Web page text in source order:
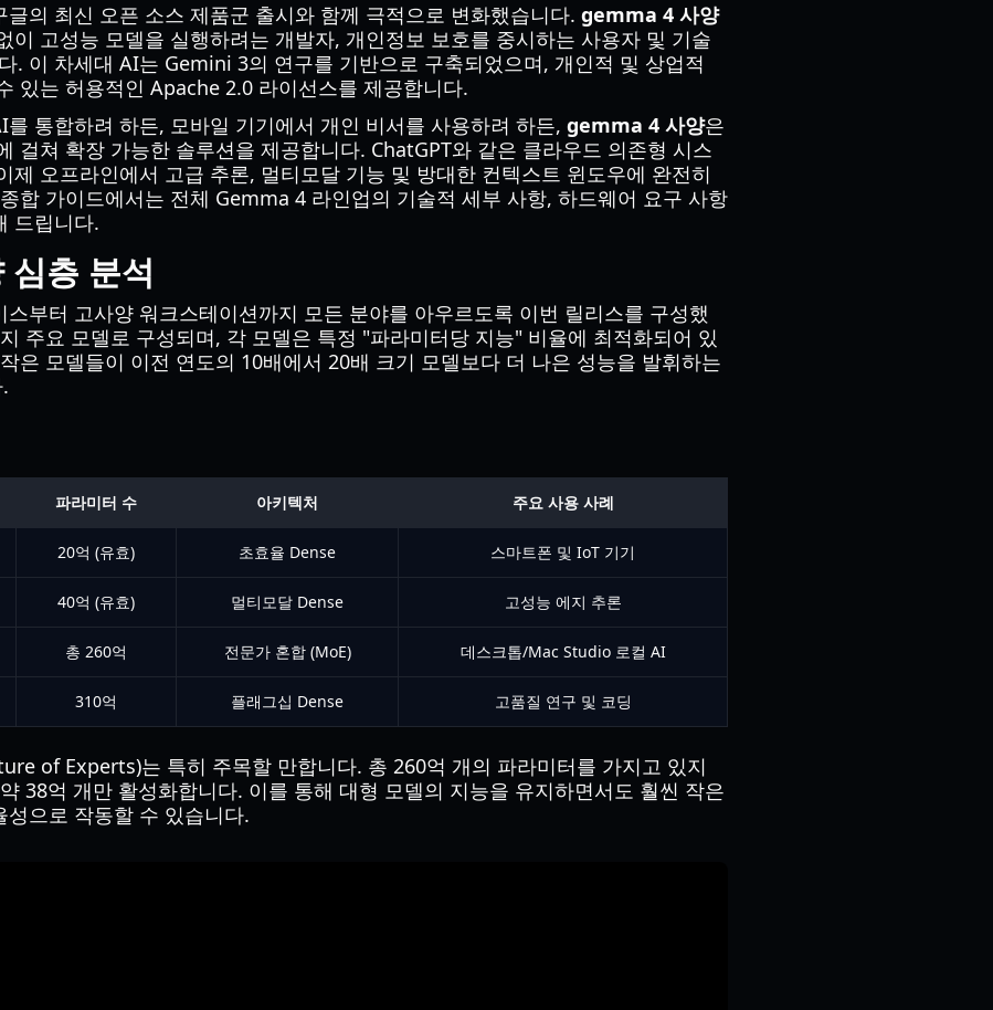
의 최신 오픈 소스 제품군 출시와 함께 극적으로 변화했습니다. gemma 4 사양
이 고성능 모델을 실행하려는 개발자, 개인정보 보호를 중시하는 사용자 및 기술
. 이 차세대 AI는 Gemini 3의 연구를 기반으로 구축되었으며, 개인적 및 상업적
있는 허용적인 Apache 2.0 라이선스를 제공합니다.
통합하려 하든, 모바일 기기에서 개인 비서를 사용하려 하든, gemma 4 사양은
걸쳐 확장 가능한 솔루션을 제공합니다. ChatGPT와 같은 클라우드 의존형 시스
제 오프라인에서 고급 추론, 멀티모달 기능 및 방대한 컨텍스트 윈도우에 완전히
합 가이드에서는 전체 Gemma 4 라인업의 기술적 세부 사항, 하드웨어 요구 사항
드립니다.
층 분석
부터 고사양 워크스테이션까지 모든 분야를 아우르도록 이번 릴리스를 구성했
주요 모델로 구성되며, 각 모델은 특정 "파라미터당 지능" 비율에 최적화되어 있
은 모델들이 이전 연도의 10배에서 20배 크기 모델보다 더 나은 성능을 발휘하는
파라미터 수 아키텍처 주요 사용 사례
20억 (유효) 초효율 Dense 스마트폰 및 IoT 기기
40억 (유효) 멀티모달 Dense 고성능 에지 추론
총 260억 전문가 혼합 (MoE) 데스크톱/Mac Studio 로컬 AI
310억 플래그십 Dense 고품질 연구 및 코딩
of Experts)는 특히 주목할 만합니다. 총 260억 개의 파라미터를 가지고 있지
38억 개만 활성화합니다. 이를 통해 대형 모델의 지능을 유지하면서도 훨씬 작은
으로 작동할 수 있습니다.